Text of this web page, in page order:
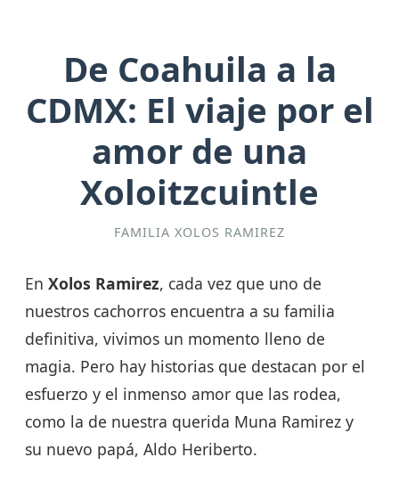
De Coahuila a la
CDMX: El viaje por el
amor de una
Xoloitzcuintle
FAMILIA XOLOS RAMIREZ
En Xolos Ramirez, cada vez que uno de
nuestros cachorros encuentra a su familia
definitiva, vivimos un momento lleno de
magia. Pero hay historias que destacan por el
esfuerzo y el inmenso amor que las rodea,
como la de nuestra querida Muna Ramirez y
su nuevo papá, Aldo Heriberto.